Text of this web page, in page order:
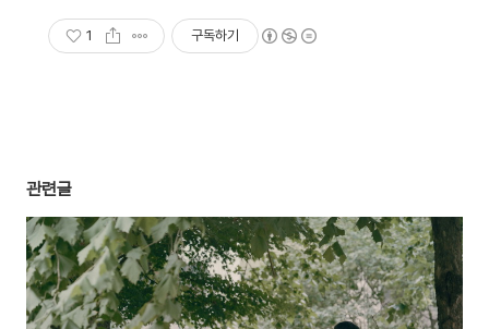
1 구독하기
관련글